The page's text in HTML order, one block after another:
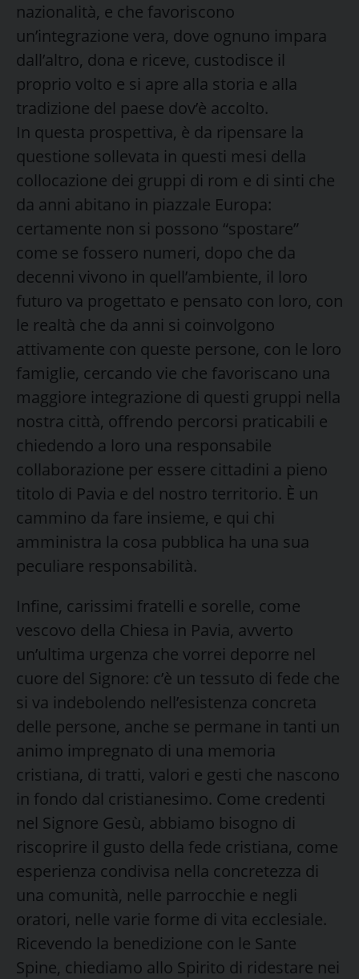
nazionalità, e che favoriscono
un’integrazione vera, dove ognuno impara
dall’altro, dona e riceve, custodisce il
proprio volto e si apre alla storia e alla
tradizione del paese dov’è accolto.
In questa prospettiva, è da ripensare la
questione sollevata in questi mesi della
collocazione dei gruppi di rom e di sinti che
da anni abitano in piazzale Europa:
certamente non si possono “spostare”
come se fossero numeri, dopo che da
decenni vivono in quell’ambiente, il loro
futuro va progettato e pensato con loro, con
le realtà che da anni si coinvolgono
attivamente con queste persone, con le loro
famiglie, cercando vie che favoriscano una
maggiore integrazione di questi gruppi nella
nostra città, offrendo percorsi praticabili e
chiedendo a loro una responsabile
collaborazione per essere cittadini a pieno
titolo di Pavia e del nostro territorio. È un
cammino da fare insieme, e qui chi
amministra la cosa pubblica ha una sua
peculiare responsabilità.
Infine, carissimi fratelli e sorelle, come
vescovo della Chiesa in Pavia, avverto
un’ultima urgenza che vorrei deporre nel
cuore del Signore: c’è un tessuto di fede che
si va indebolendo nell’esistenza concreta
delle persone, anche se permane in tanti un
animo impregnato di una memoria
cristiana, di tratti, valori e gesti che nascono
in fondo dal cristianesimo. Come credenti
nel Signore Gesù, abbiamo bisogno di
riscoprire il gusto della fede cristiana, come
esperienza condivisa nella concretezza di
una comunità, nelle parrocchie e negli
oratori, nelle varie forme di vita ecclesiale.
Ricevendo la benedizione con le Sante
Spine, chiediamo allo Spirito di ridestare nei